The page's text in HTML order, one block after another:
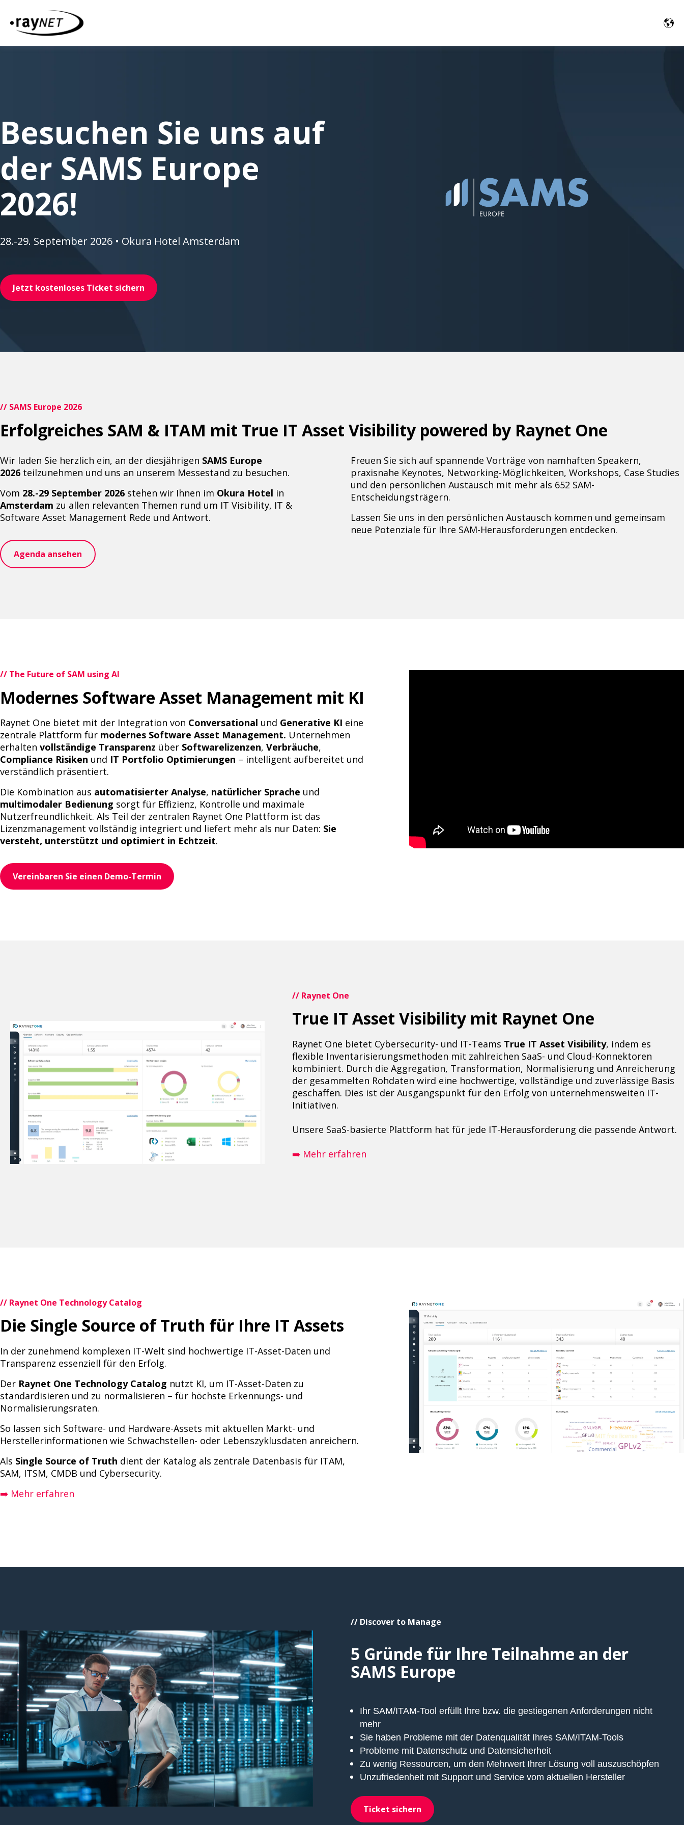
Besuchen Sie uns auf
der SAMS Europe
2026!
28.-29. September 2026 • Okura Hotel Amsterdam
Jetzt kostenloses Ticket sichern
// SAMS Europe 2026
Erfolgreiches SAM & ITAM mit True IT Asset Visibility powered by Raynet One
Wir laden Sie herzlich ein, an der diesjährigen SAMS Europe
2026 teilzunehmen und uns an unserem Messestand zu besuchen.
Vom 28.-29 September 2026 stehen wir Ihnen im Okura Hotel in
Amsterdam zu allen relevanten Themen rund um IT Visibility, IT &
Software Asset Management Rede und Antwort.
Agenda ansehen
Freuen Sie sich auf spannende Vorträge von namhaften Speakern,
praxisnahe Keynotes, Networking-Möglichkeiten, Workshops, Case Studies
und den persönlichen Austausch mit mehr als 652 SAM-
Entscheidungsträgern.
Lassen Sie uns in den persönlichen Austausch kommen und gemeinsam
neue Potenziale für Ihre SAM-Herausforderungen entdecken.
// The Future of SAM using AI
Modernes Software Asset Management mit KI
Raynet One bietet mit der Integration von Conversational und Generative KI eine
zentrale Plattform für modernes Software Asset Management. Unternehmen
erhalten vollständige Transparenz über Softwarelizenzen, Verbräuche,
Compliance Risiken und IT Portfolio Optimierungen – intelligent aufbereitet und
verständlich präsentiert.
Die Kombination aus automatisierter Analyse, natürlicher Sprache und
multimodaler Bedienung sorgt für Effizienz, Kontrolle und maximale
Nutzerfreundlichkeit. Als Teil der zentralen Raynet One Plattform ist das
Lizenzmanagement vollständig integriert und liefert mehr als nur Daten: Sie
versteht, unterstützt und optimiert in Echtzeit.
Vereinbaren Sie einen Demo-Termin
// Raynet One
True IT Asset Visibility mit Raynet One
Raynet One bietet Cybersecurity- und IT-Teams True IT Asset Visibility, indem es
flexible Inventarisierungsmethoden mit zahlreichen SaaS- und Cloud-Konnektoren
kombiniert. Durch die Aggregation, Transformation, Normalisierung und Anreicherung
der gesammelten Rohdaten wird eine hochwertige, vollständige und zuverlässige Basis
geschaffen. Dies ist der Ausgangspunkt für den Erfolg von unternehmensweiten IT-
Initiativen.
Unsere SaaS-basierte Plattform hat für jede IT-Herausforderung die passende Antwort.
➡️ Mehr erfahren
// Raynet One Technology Catalog
Die Single Source of Truth für Ihre IT Assets
In der zunehmend komplexen IT-Welt sind hochwertige IT-Asset-Daten und
Transparenz essenziell für den Erfolg.
Der Raynet One Technology Catalog nutzt KI, um IT-Asset-Daten zu
standardisieren und zu normalisieren – für höchste Erkennungs- und
Normalisierungsraten.
So lassen sich Software- und Hardware-Assets mit aktuellen Markt- und
Herstellerinformationen wie Schwachstellen- oder Lebenszyklusdaten anreichern.
Als Single Source of Truth dient der Katalog als zentrale Datenbasis für ITAM,
SAM, ITSM, CMDB und Cybersecurity.
➡️ Mehr erfahren
// Discover to Manage
5 Gründe für Ihre Teilnahme an der
SAMS Europe
Ihr SAM/ITAM-Tool erfüllt Ihre bzw. die gestiegenen Anforderungen nicht
mehr
Sie haben Probleme mit der Datenqualität Ihres SAM/ITAM-Tools
Probleme mit Datenschutz und Datensicherheit
Zu wenig Ressourcen, um den Mehrwert Ihrer Lösung voll auszuschöpfen
Unzufriedenheit mit Support und Service vom aktuellen Hersteller
Ticket sichern